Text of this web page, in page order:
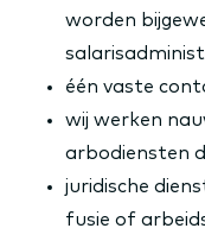
worden
één vaste
wij werken
arbodiensten
juridische
fusie of